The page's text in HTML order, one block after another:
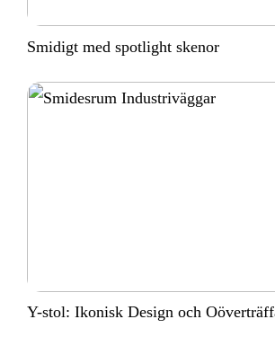
Smidigt med spotlight skenor
Y-stol: Ikonisk Design och